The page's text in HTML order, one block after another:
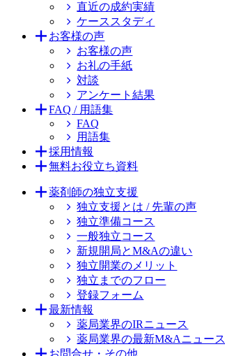
直近の成約実績
ケーススタディ
お客様の声
お客様の声
お礼の手紙
対談
アンケート結果
FAQ / 用語集
FAQ
用語集
採用情報
無料お役立ち資料
薬剤師の独立支援
独立支援とは / 先輩の声
独立準備コース
一般独立コース
新規開局とM&Aの違い
独立開業のメリット
独立までのフロー
登録フォーム
最新情報
薬局業界のIRニュース
薬局業界の最新M&Aニュース